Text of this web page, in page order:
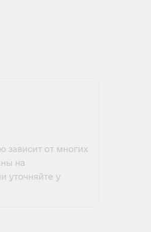
зависит от многих
на
уточняйте у